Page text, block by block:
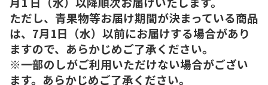
ただし、青果物等お届け期間が決まっている商品
は、7月1日（水）以前にお届けする場合があり
ますので、あらかじめご了承ください。
※一部のしがご利用いただけない場合がござい
ます。あらかじめご了承ください。